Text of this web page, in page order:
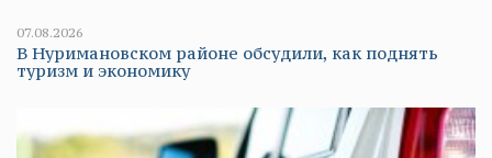
07.08.2026
В Нуримановском районе обсудили, как поднять
туризм и экономику